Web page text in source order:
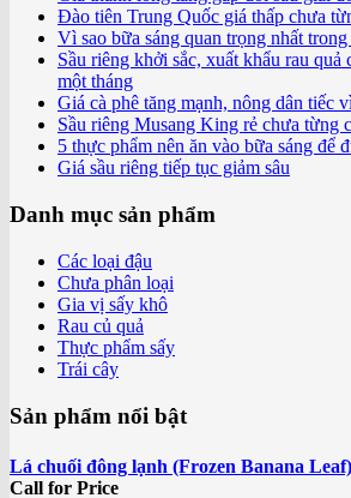
Đào tiên Trung Quốc giá thấp chưa
Vì sao bữa sáng quan trọng nhất trong
Sầu riêng khởi sắc, xuất khẩu rau
một tháng
Giá cà phê tăng mạnh, nông dân tiếc
Sầu riêng Musang King rẻ chưa từng
5 thực phẩm nên ăn vào bữa sáng để
Giá sầu riêng tiếp tục giảm sâu
Danh mục sản phẩm
Các loại đậu
Chưa phân loại
Gia vị sấy khô
Rau củ quả
Thực phẩm sấy
Trái cây
Sản phẩm nổi bật
Lá chuối đông lạnh (Frozen Banana Leaf)
Call for Price